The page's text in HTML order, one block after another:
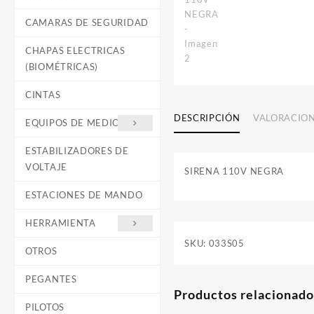
CAMARAS DE SEGURIDAD
CHAPAS ELECTRICAS
(BIOMÉTRICAS)
CINTAS
EQUIPOS DE MEDICIÓN
ESTABILIZADORES DE
VOLTAJE
ESTACIONES DE MANDO
HERRAMIENTA
OTROS
PEGANTES
PILOTOS
DESCRIPCIÓN
SIRENA 110V NEGRA
SKU: 033S05
Productos